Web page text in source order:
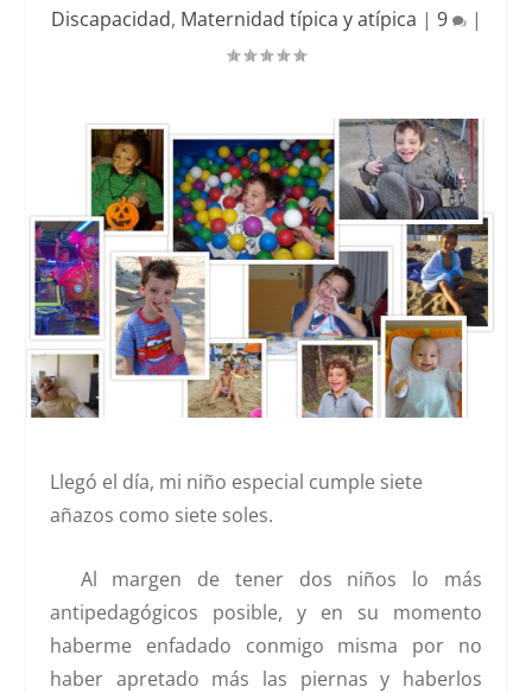
Discapacidad, Maternidad típica y atípica | 9 |
Llegó el día, mi niño especial cumple siete
añazos como siete soles.
Al margen de tener dos niños lo más
antipedagógicos posible, y en su momento
haberme enfadado conmigo misma por no
haber apretado más las piernas y haberlos